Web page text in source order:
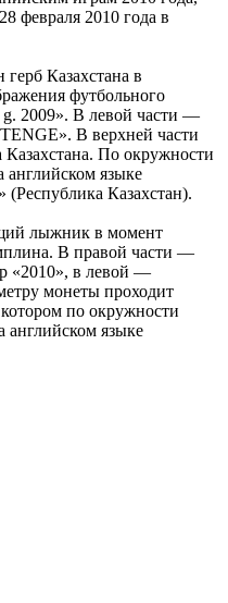
февраля 2010 года в
Казахстана в
футбольного
2009». В левой части —
В верхней части
По окружности
языке
Казахстан).
лыжник в момент
В правой части —
«2010», в левой —
монеты проходит
по окружности
английском языке